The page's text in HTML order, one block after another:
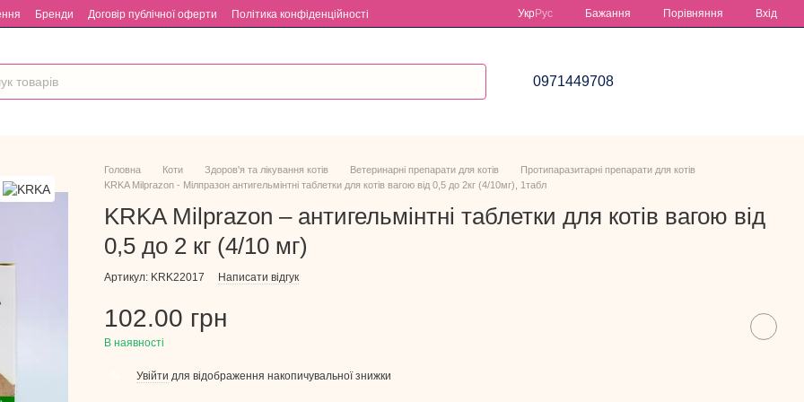
Бренди Договір публічної оферти
Політика конфіденційності
УкрРус Бажання Порівняння Вхід
0971449708
Головна Коти Здоров'я та лікування котів Ветеринарні препарати для котів
Протипаразитарні препарати для котів
KRKA Milprazon - Мілпразон антигельмінтні таблетки для котів вагою від 0,5 до 2кг (4/10мг), 1табл
KRKA Milprazon – антигельмінтні таблетки для котів вагою від
0,5 до 2 кг (4/10 мг)
Артикул: KRK22017 Написати відгук
102.00 грн
В наявності
Увійти для відображення накопичувальної знижки